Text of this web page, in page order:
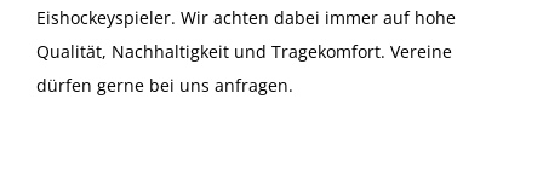
Eishockeyspieler. Wir achten dabei immer auf hohe
Qualität, Nachhaltigkeit und Tragekomfort. Vereine
dürfen gerne bei uns anfragen.